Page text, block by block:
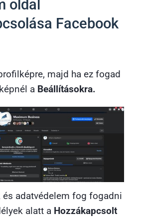
oldal
Facebook
majd ha ez fogad
a Beállításokra.
és adatvédelem fog fogadni
alatt a Hozzákapcsolt